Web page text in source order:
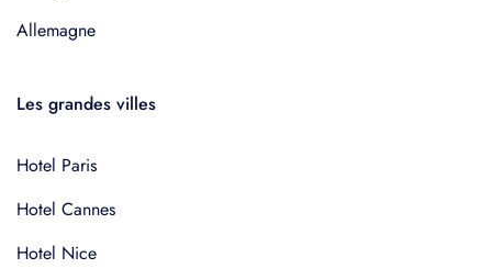
Allemagne
Les grandes villes
Hotel Paris
Hotel Cannes
Hotel Nice